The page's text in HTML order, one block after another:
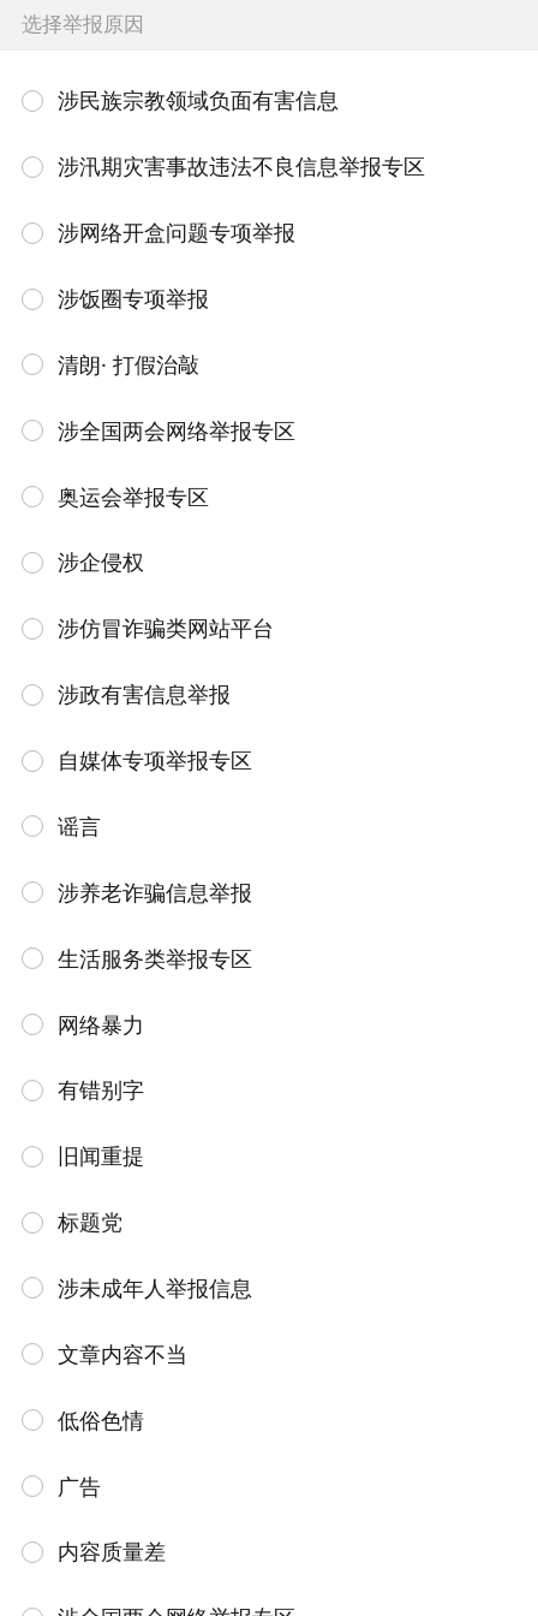
选择举报原因
涉民族宗教领域负面有害信息
涉汛期灾害事故违法不良信息举报专区
涉网络开盒问题专项举报
涉饭圈专项举报
清朗· 打假治敲
涉全国两会网络举报专区
奥运会举报专区
涉企侵权
涉仿冒诈骗类网站平台
涉政有害信息举报
自媒体专项举报专区
谣言
涉养老诈骗信息举报
生活服务类举报专区
网络暴力
有错别字
旧闻重提
标题党
涉未成年人举报信息
文章内容不当
低俗色情
广告
内容质量差